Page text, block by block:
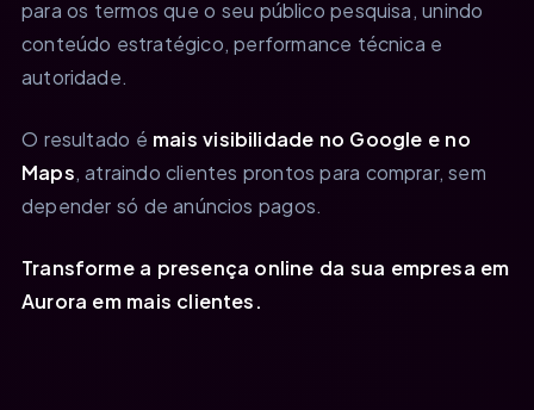
para os termos que o seu público pesquisa, unindo
conteúdo estratégico, performance técnica e
autoridade.
O resultado é mais visibilidade no Google e no
Maps, atraindo clientes prontos para comprar, sem
depender só de anúncios pagos.
Transforme a presença online da sua empresa em
Aurora em mais clientes.